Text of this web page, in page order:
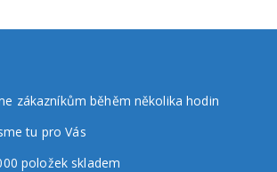
zákazníkům běhěm několika hodin
tu pro Vás
položek skladem